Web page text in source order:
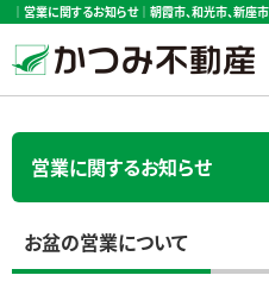
｜営業に関するお知らせ｜朝霞市、和光市、新
営業に関するお知らせ
お盆の営業について